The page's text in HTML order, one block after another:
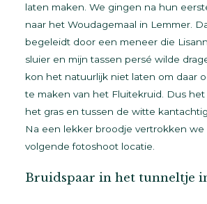
laten maken. We gingen na hun
naar het Woudagemaal in Lemmer.
begeleidt door een meneer die
sluier en mijn tassen persé wilde
kon het natuurlijk niet laten om daar
te maken van het Fluitekruid. Dus het
het gras en tussen de witte
Na een lekker broodje vertrokken we
volgende fotoshoot locatie.
Bruidspaar in het tunneltje